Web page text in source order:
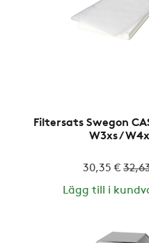
Filtersats Swegon
W3xs /
30,35 €
Lägg till i